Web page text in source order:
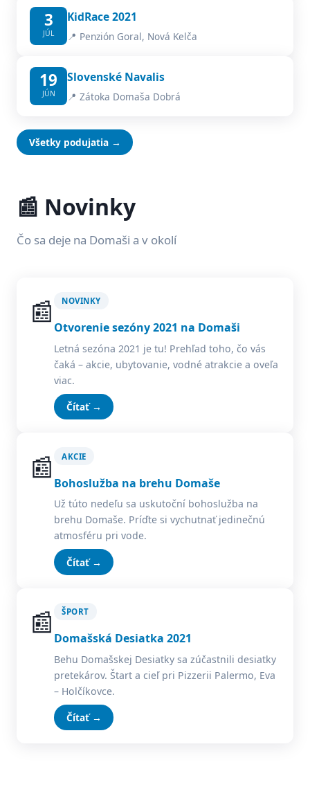
3
JÚL
KidRace 2021
📍 Penzión Goral, Nová Kelča
19
JÚN
Slovenské Navalis
📍 Zátoka Domaša Dobrá
Všetky podujatia →
📰 Novinky
Čo sa deje na Domaši a v okolí
📰 NOVINKY
Otvorenie sezóny 2021 na Domaši
Letná sezóna 2021 je tu! Prehľad toho, čo vás
čaká – akcie, ubytovanie, vodné atrakcie a oveľa
viac.
Čítať →
📰 AKCIE
Bohoslužba na brehu Domaše
Už túto nedeľu sa uskutoční bohoslužba na
brehu Domaše. Príďte si vychutnať jedinečnú
atmosféru pri vode.
Čítať →
📰 ŠPORT
Domašská Desiatka 2021
Behu Domašskej Desiatky sa zúčastnili desiatky
pretekárov. Štart a cieľ pri Pizzerii Palermo, Eva
– Holčíkovce.
Čítať →